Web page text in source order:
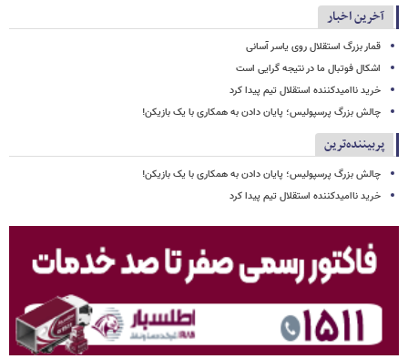
آخرین اخبار
قمار بزرگ استقلال روی یاسر آسانی
اشکال فوتبال ما در نتیجه گرایی است
خرید ناامیدکننده استقلال تیم پیدا کرد
چالش بزرگ پرسپولیس؛ پایان دادن به همکاری با یک بازیکن!
پربیننده‌ترین
چالش بزرگ پرسپولیس؛ پایان دادن به همکاری با یک بازیکن!
خرید ناامیدکننده استقلال تیم پیدا کرد